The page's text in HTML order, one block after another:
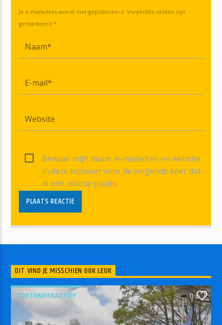
Je e-mailadres wordt niet gepubliceerd. Verplichte velden zijn
gemarkeerd *
Bewaar mijn naam, e-mailadres en website
in deze browser voor de volgende keer dat
ik een reactie plaats.
DIT VIND JE MISSCHIEN OOK LEUK
ZOETRMEERACTIEF 0